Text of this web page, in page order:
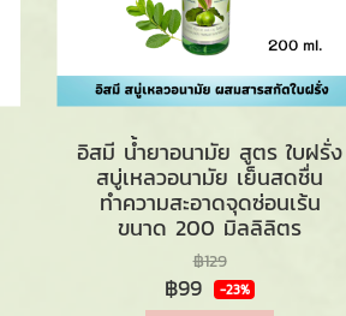
อิสมี น้ำยาอนามัย สูตร ใบฝรั่ง
สบู่เหลวอนามัย เย็นสดชื่น
ทำความสะอาดจุดซ่อนเร้น
ขนาด 200 มิลลิลิตร
฿129
฿99 -23%